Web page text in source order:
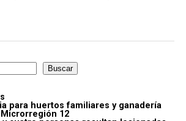
Buscar
para huertos familiares y ganadería
12